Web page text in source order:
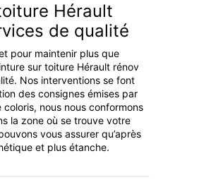
Hérault
de qualité
pour maintenir plus que
sur toiture Hérault rénov
Nos interventions se font
des consignes émises par
nous nous conformons
la zone où se trouve votre
vous assurer qu’après
et plus étanche.